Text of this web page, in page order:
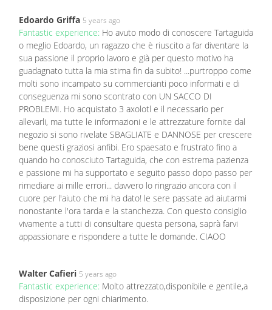
Edoardo Griffa 5 years ago
Fantastic experience: Ho avuto modo di conoscere Tartaguida
o meglio Edoardo, un ragazzo che è riuscito a far diventare la
sua passione il proprio lavoro e già per questo motivo ha
guadagnato tutta la mia stima fin da subito! ...purtroppo come
molti sono incampato su commercianti poco informati e di
conseguenza mi sono scontrato con UN SACCO DI
PROBLEMI. Ho acquistato 3 axolotl e il necessario per
allevarli, ma tutte le informazioni e le attrezzature fornite dal
negozio si sono rivelate SBAGLIATE e DANNOSE per crescere
bene questi graziosi anfibi. Ero spaesato e frustrato fino a
quando ho conosciuto Tartaguida, che con estrema pazienza
e passione mi ha supportato e seguito passo dopo passo per
rimediare ai mille errori... davvero lo ringrazio ancora con il
cuore per l'aiuto che mi ha dato! le sere passate ad aiutarmi
nonostante l'ora tarda e la stanchezza. Con questo consiglio
vivamente a tutti di consultare questa persona, saprà farvi
appassionare e rispondere a tutte le domande. CIAOO
Walter Cafieri 5 years ago
Fantastic experience: Molto attrezzato,disponibile e gentile,a
disposizione per ogni chiarimento.